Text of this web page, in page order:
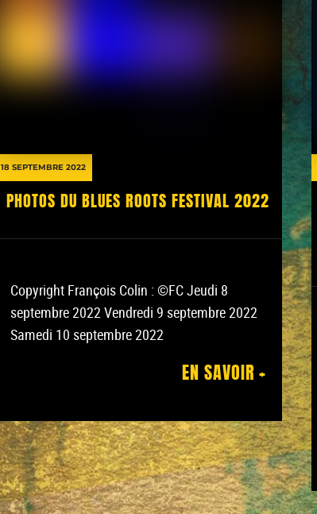
18 SEPTEMBRE 2022
PHOTOS DU BLUES ROOTS FESTIVAL 2022
Copyright François Colin : ©FC Jeudi 8
septembre 2022 Vendredi 9 septembre 2022
Samedi 10 septembre 2022
EN SAVOIR +